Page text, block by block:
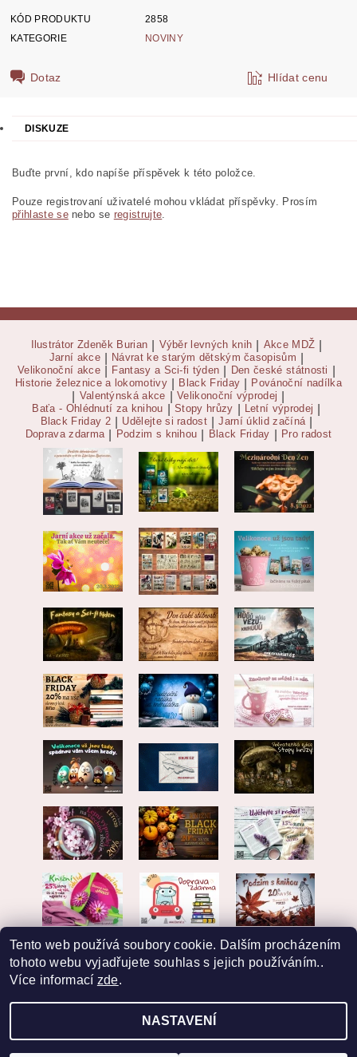
KÓD PRODUKTU
2858
KATEGORIE
NOVINY
Dotaz Hlídat cenu
DISKUZE
Buďte první, kdo napíše příspěvek k této položce.
Pouze registrovaní uživatelé mohou vkládat příspěvky. Prosím
přihlaste senebo se registrujte.
Ilustrátor Zdeněk Burian Výběr levných knih Akce MDŽ
Jarní akce Návrat ke starým dětským časopisům
Velikonoční akce Fantasy a Sci-fi týden Den české státnosti
Historie železnice a lokomotivy Black Friday Povánoční nadílka
Valentýnská akce Velikonoční výprodej
Baťa - Ohlédnutí za knihou Stopy hrůzy Letní výprodej
Black Friday 2 Udělejte si radost Jarní úklid začíná
Doprava zdarma Podzim s knihou Black Friday Pro radost
2026 © EKVARIAT, všechna práva vyhrazena
Tento web používá soubory cookie. Dalším procházením
tohoto webu vyjadřujete souhlas s jejich používáním..
Více informací zde.
NASTAVENÍ